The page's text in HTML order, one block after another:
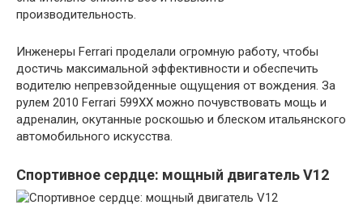
производительность.
Инженеры Ferrari проделали огромную работу, чтобы
достичь максимальной эффективности и обеспечить
водителю непревзойденные ощущения от вождения. За
рулем 2010 Ferrari 599XX можно почувствовать мощь и
адреналин, окутанные роскошью и блеском итальянского
автомобильного искусства.
Спортивное сердце: мощный двигатель V12